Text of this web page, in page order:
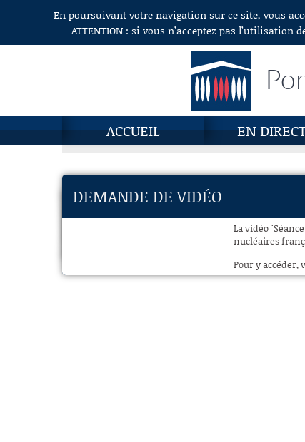
Aller au contenuEn poursuivant votre navigation sur ce site, vous
ATTENTION : si vous n’acceptez pas
ACCUEIL EN
DEMANDE DE VIDÉO
La vidéo
nucléaires
Pour y accéder,